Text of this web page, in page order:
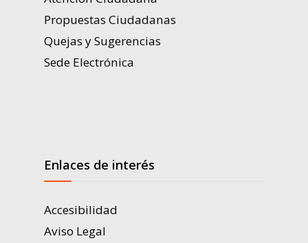
Propuestas Ciudadanas
Quejas y Sugerencias
Sede Electrónica
Enlaces de interés
Accesibilidad
Aviso Legal